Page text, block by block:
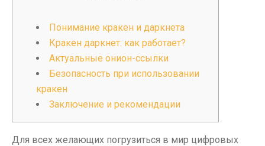
Понимание кракен и даркнета
Кракен даркнет: как работает?
Актуальные онион-ссылки
Безопасность при использовании
кракен
Заключение и рекомендации
Для всех желающих погрузиться в мир цифровых